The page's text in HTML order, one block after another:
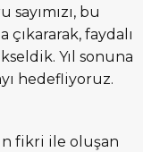
sayımızı, bu
çıkararak, faydalı
Yıl sonuna
hedefliyoruz.
fikri ile oluşan